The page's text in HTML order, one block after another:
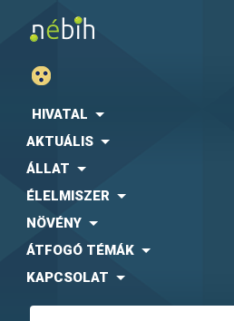
HIVATAL
AKTUÁLIS
ÁLLAT
ÉLELMISZER
NÖVÉNY
ÁTFOGÓ TÉMÁK
KAPCSOLAT